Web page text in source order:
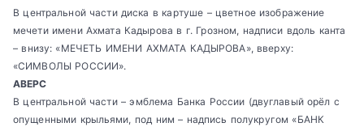
В центральной части диска в картуше – цветное изображение
мечети имени Ахмата Кадырова в г. Грозном, надписи вдоль канта
– внизу: «МЕЧЕТЬ ИМЕНИ АХМАТА КАДЫРОВА», вверху:
«СИМВОЛЫ РОССИИ».
АВЕРС
В центральной части – эмблема Банка России (двуглавый орёл с
опущенными крыльями, под ним – надпись полукругом «БАНК